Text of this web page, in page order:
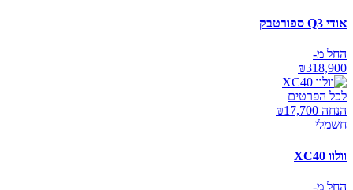
אודי Q3 ספורטבק
החל מ-
₪318,900
לכל הפרטים
הנחה ₪ 17,700
חשמלי
וולוו XC40
החל מ-